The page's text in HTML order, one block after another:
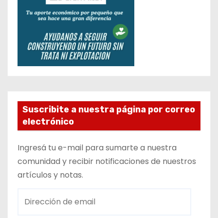
Suscribite a nuestra página por correo
electrónico
Ingresá tu e-mail para sumarte a nuestra
comunidad y recibir notificaciones de nuestros
artículos y notas.